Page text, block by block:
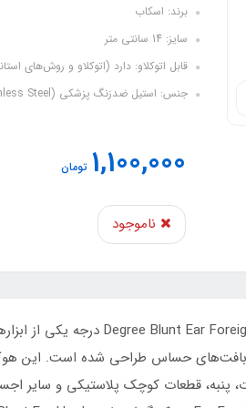
برند: اسکاب
سایز: 14 سانتی متر
قابل اتوکلاو: دارد (اتوکلاو و روش‌های
جنس: استیل ضدزنگ پزشکی (Medical Grade Stainless Steel)
1,100,000 تومان
ناموجود
پنبه، قطعات کوچک پلاستیکی و سایر